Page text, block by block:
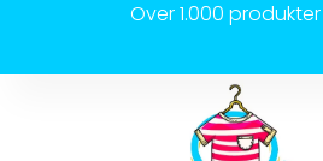
Over 1.000